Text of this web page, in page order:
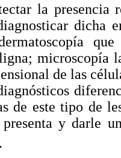
la presencia
dicha
microscopía
de las
de este tipo de
presenta y darle
.